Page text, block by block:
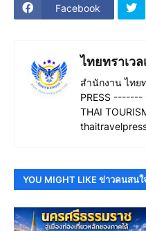
Facebook
ไทยทราเวล
สำนักงาน ไทย
PRESS -------
THAI
YOU MIGHT LIKE ข่าวคนสนใ